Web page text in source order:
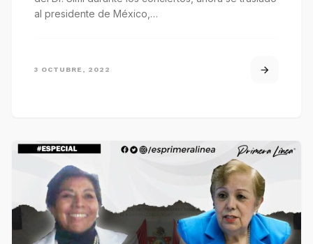
al presidente de México,…
3 OCTUBRE, 2022